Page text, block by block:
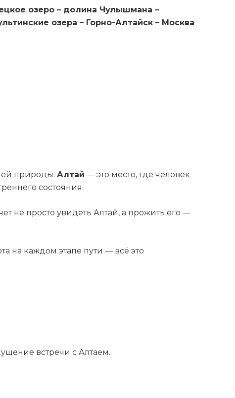
озеро – долина Чулышмана –
озера – Горно-Алтайск – Москва
природы. Алтай — это место, где человек
состояния.
не просто увидеть Алтай, а прожить его —
на каждом этапе пути — всё это
встречи с Алтаем.